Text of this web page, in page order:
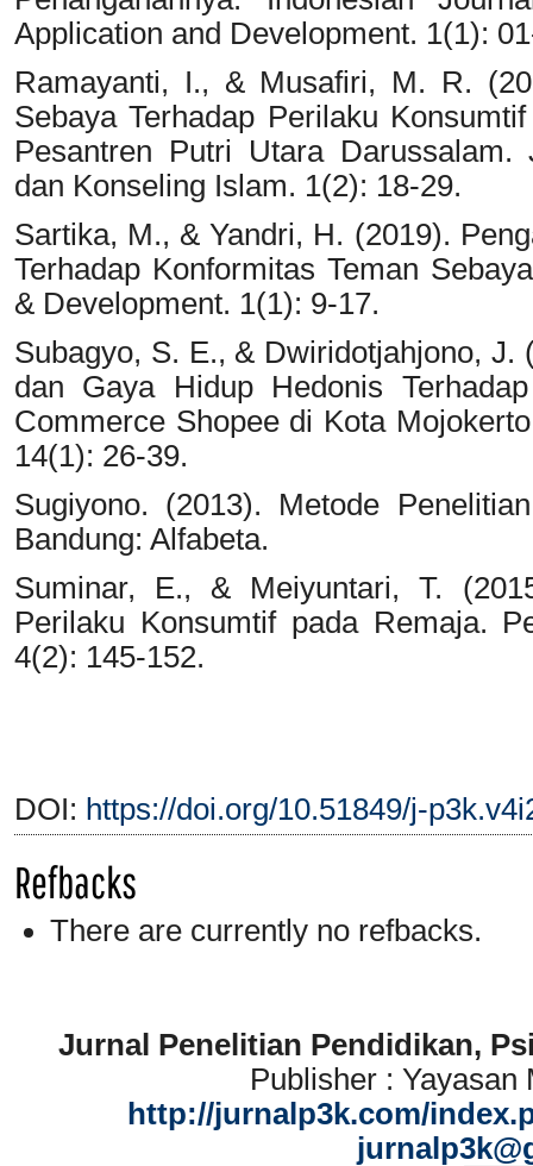
Application and Development. 1(1):
Ramayanti, I., & Musafiri, M. R.
Sebaya Terhadap Perilaku
Pesantren Putri Utara Darussalam.
dan Konseling Islam. 1(2): 18-29.
Sartika, M., & Yandri, H. (2019).
Terhadap Konformitas Teman
& Development. 1(1): 9-17.
Subagyo, S. E., & Dwiridotjahjono,
dan Gaya Hidup Hedonis
Commerce Shopee di Kota
14(1): 26-39.
Sugiyono. (2013). Metode
Bandung: Alfabeta.
Suminar, E., & Meiyuntari, T.
Perilaku Konsumtif pada Remaja.
4(2): 145-152.
DOI: https://doi.org/10.51849/j-
Refbacks
There are currently no refbacks.
Jurnal Penelitian Pendidikan,
Publisher : Yayasan
http://jurnalp3k.com/